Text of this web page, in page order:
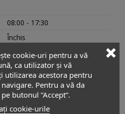
08:00 - 17:30
Închis
Închis
cookie-uri pentru a vă
ca utilizator și vă
utilizarea acestora pentru
Pentru a vă da
butonul ”Accept”.
cookie-urile